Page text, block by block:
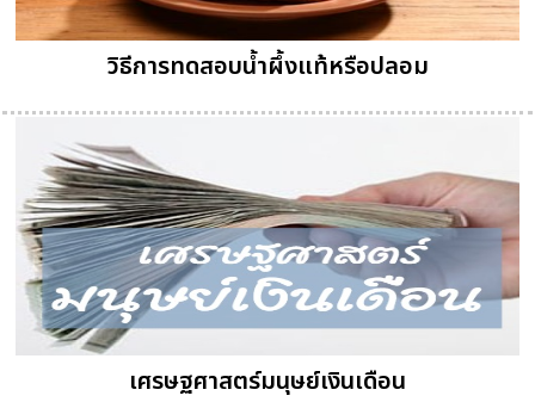
วิธีการทดสอบน้ำผึ้งแท้หรือปลอม
เศรษฐศาสตร์มนุษย์เงินเดือน